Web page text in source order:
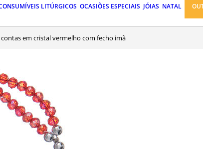
LITÚRGICOS OCASIÕES ESPECIAIS JÓIAS NATAL
contas em cristal vermelho com fecho imã